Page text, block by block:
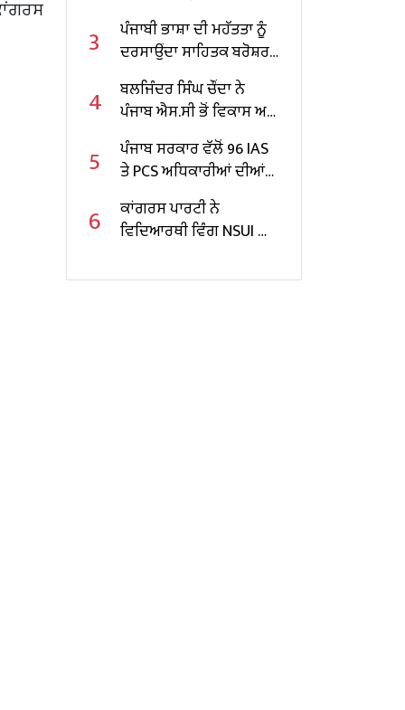
ਨਿਯੁਕਤੀ ਪੱਤਰ ਸੌਂਪੇ
3
ਪੰਜਾਬੀ ਭਾਸ਼ਾ ਦੀ ਮਹੱਤਤਾ ਨੂੰ
ਦਰਸਾਉਂਦਾ ਸਾਹਿਤਕ ਬਰੋਸ਼ਰ
ਜਾਰੀ
4
ਬਲਜਿੰਦਰ ਸਿੰਘ ਚੌਂਦਾ ਨੇ
ਪੰਜਾਬ ਐਸ.ਸੀ ਭੋਂ ਵਿਕਾਸ ਅਤੇ
ਵਿੱਤ ਕਾਰਪੋਰੇਸ਼ਨ ਦੇ ਚੇਅਰਮੈਨ
ਵਜੋਂ ਸੰਭਾਲਿਆ ਕਾਰਜਭਾਰ
5
ਪੰਜਾਬ ਸਰਕਾਰ ਵੱਲੋਂ 96 IAS
ਤੇ PCS ਅਧਿਕਾਰੀਆਂ ਦੀਆਂ
ਬਦਲੀਆਂ
6
ਕਾਂਗਰਸ ਪਾਰਟੀ ਨੇ
ਵਿਦਿਆਰਥੀ ਵਿੰਗ NSUI ਦਾ